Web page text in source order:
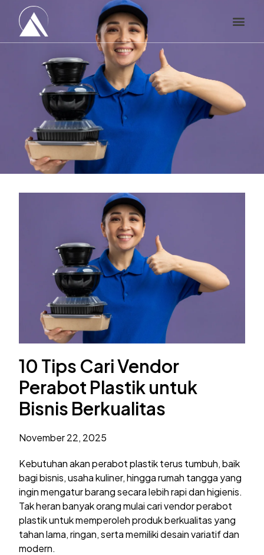
10 Tips Cari Vendor
Perabot Plastik untuk
Bisnis Berkualitas
November 22, 2025
Kebutuhan akan perabot plastik terus tumbuh, baik
bagi bisnis, usaha kuliner, hingga rumah tangga yang
ingin mengatur barang secara lebih rapi dan higienis.
Tak heran banyak orang mulai cari vendor perabot
plastik untuk memperoleh produk berkualitas yang
tahan lama, ringan, serta memiliki desain variatif dan
modern.